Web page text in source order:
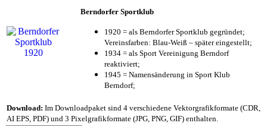
Berndorfer Sportklub
1920 = als Berndorfer Sportklub gegründet;
Vereinsfarben: Blau-Weiß – später eingestellt;
1934 = als Sport Vereinigung Berndorf
reaktiviert;
1945 = Namensänderung in Sport Klub
Berndorf;
Download: Im Downloadpaket sind 4 verschiedene Vektorgrafikformate (CDR,
AI EPS, PDF) und 3 Pixelgrafikformate (JPG, PNG, GIF) enthalten.